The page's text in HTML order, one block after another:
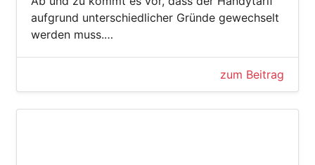
aufgrund unterschiedlicher Gründe gewechselt
werden muss.…
zum Beitrag